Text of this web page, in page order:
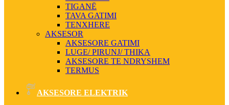
TIGANË
TAVA GATIMI
TENXHERE
AKSESOR
AKSESORE GATIMI
LUGE/ PIRUNJ/ THIKA
AKSESORE TE NDRYSHEM
TERMUS
AKSESORE ELEKTRIK